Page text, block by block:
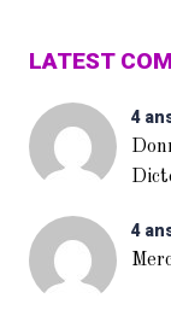
LATEST
4
4